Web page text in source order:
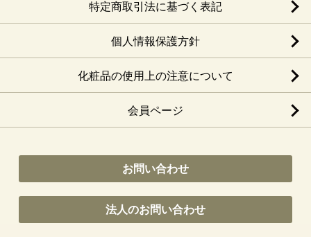
特定商取引法に基づく表記
個人情報保護方針
化粧品の使用上の注意について
会員ページ
お問い合わせ
法人のお問い合わせ